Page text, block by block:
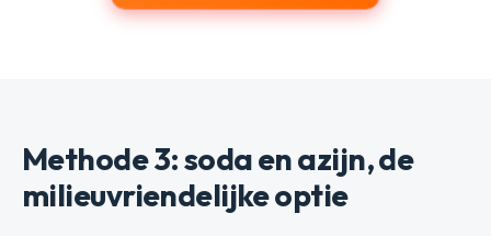
Methode 3: soda en azijn, de
milieuvriendelijke optie